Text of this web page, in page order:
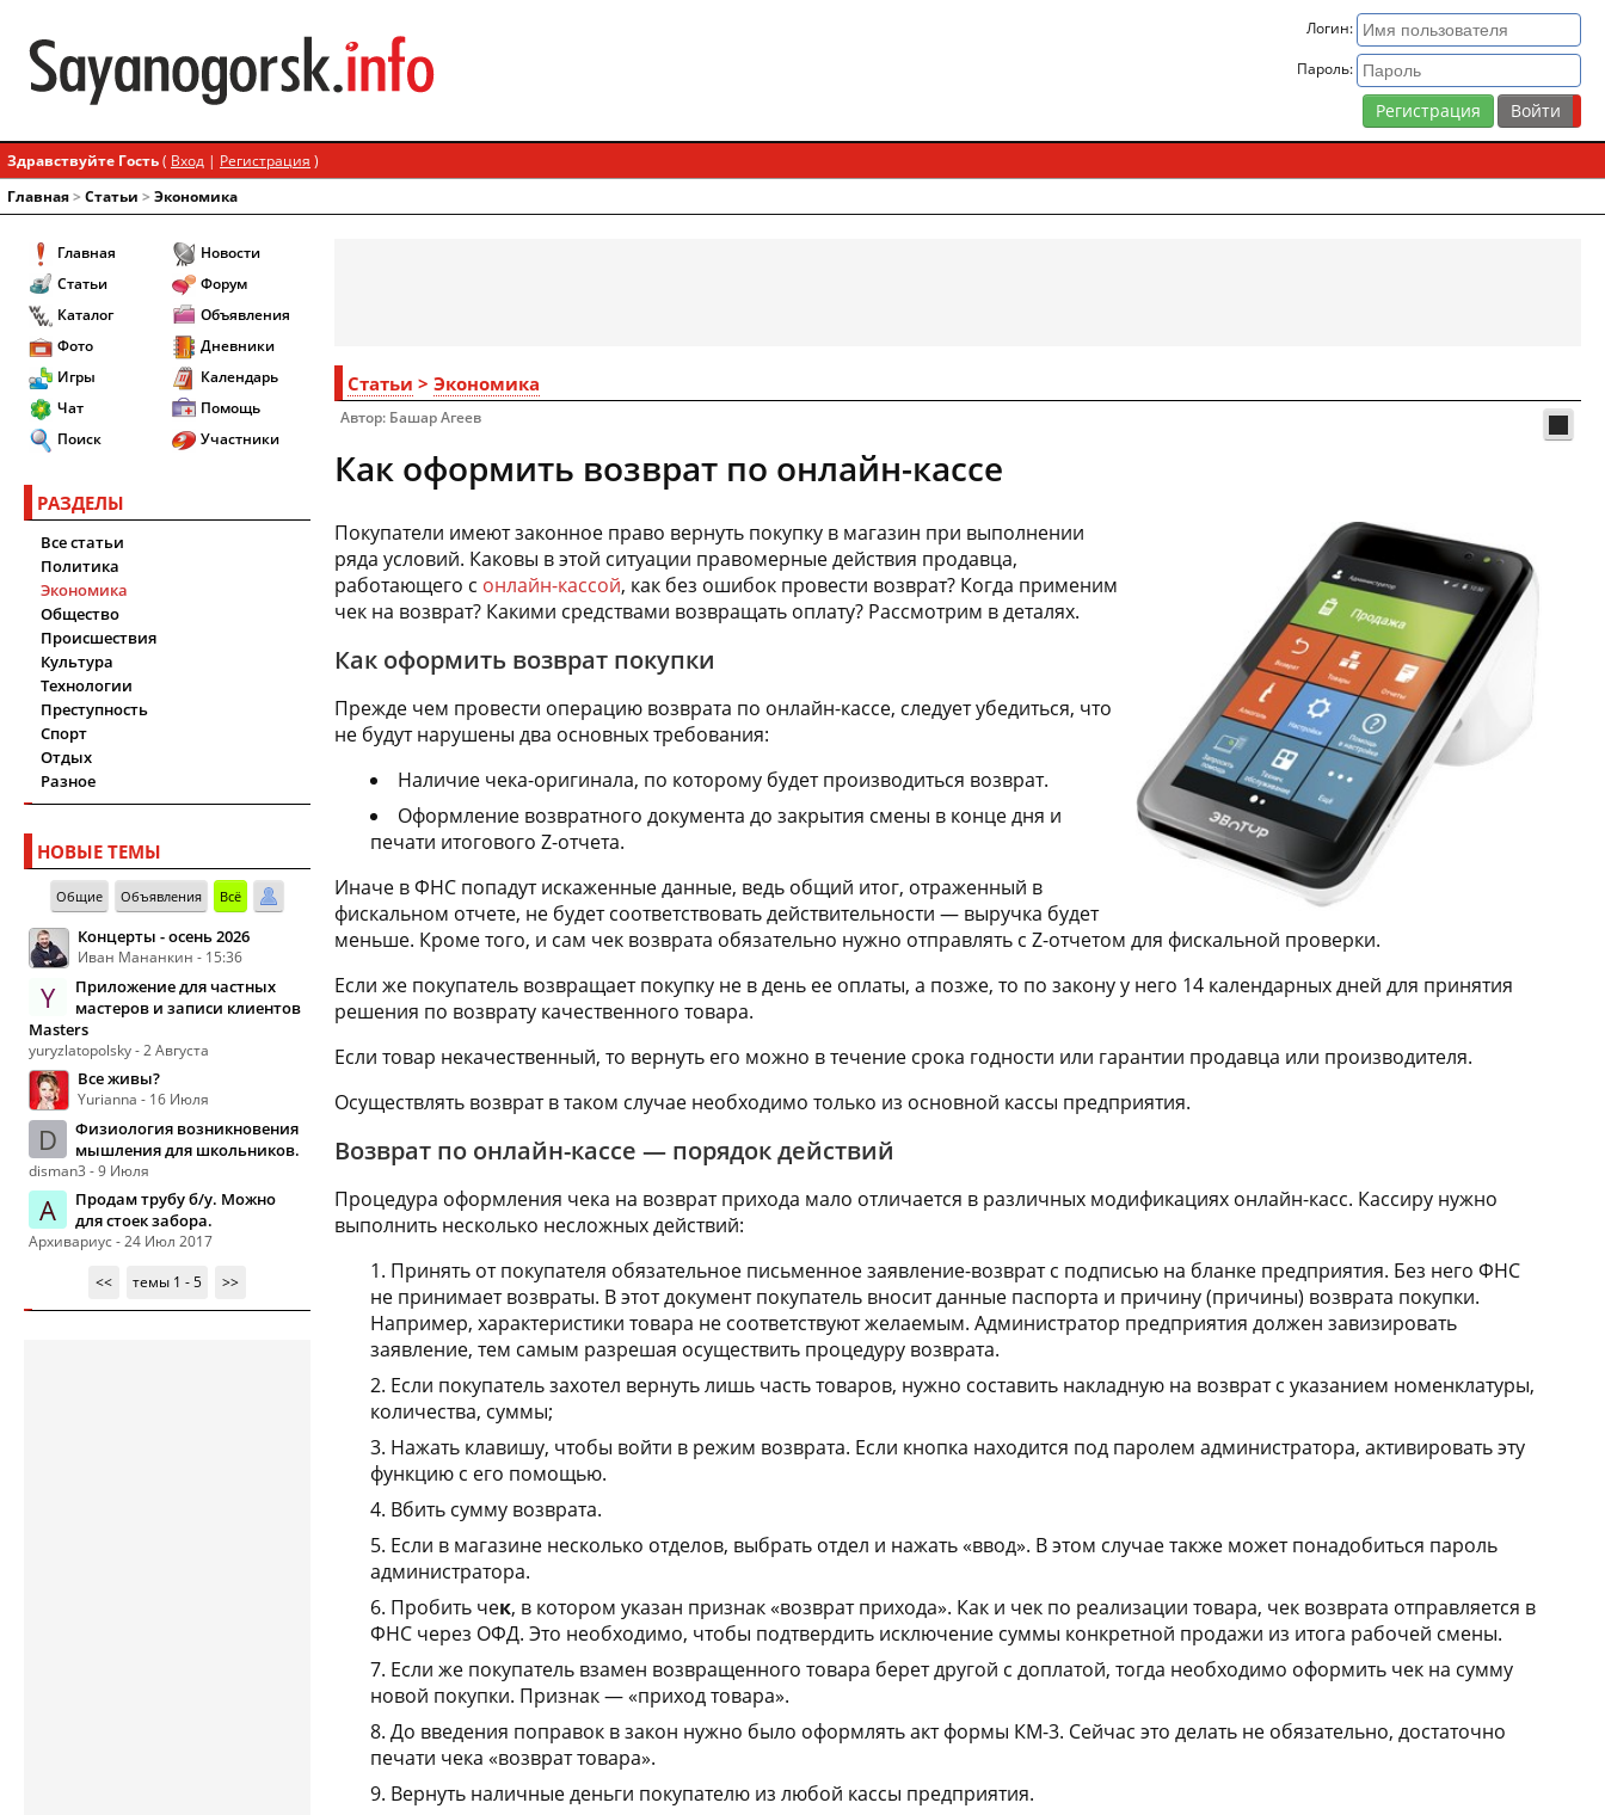
Логин:
Пароль:
Регистрация
Здравствуйте Гость( Вход | Регистрация )
Главная> Статьи > Экономика
Главная
Статьи
Каталог
Фото
Игры
Чат
Поиск
Новости
Форум
Объявления
Дневники
Календарь
Помощь
Участники
РАЗДЕЛЫ
Все статьи
Политика
Экономика
Общество
Происшествия
Культура
Технологии
Преступность
Спорт
Отдых
Разное
НОВЫЕ ТЕМЫ
Общие Объявления Всё
Концерты - осень 2026
Иван Мананкин - 15:36
Y
Приложение для частных
мастеров и записи клиентов
Masters
yuryzlatopolsky - 2 Августа
Все живы?
Yurianna - 16 Июля
D
Физиология возникновения
мышления для школьников.
disman3 - 9 Июля
А
Продам трубу б/у. Можно
для стоек забора.
Архивариус - 24 Июл 2017
<<
темы 1 - 5 >>
Статьи > Экономика
Автор: Башар Агеев
Как оформить возврат по онлайн-кассе
Покупатели имеют законное право вернуть покупку в магазин при выполнении
ряда условий. Каковы в этой ситуации правомерные действия продавца,
работающего с онлайн-кассой, как без ошибок провести возврат? Когда применим
чек на возврат? Какими средствами возвращать оплату? Рассмотрим в деталях.
Как оформить возврат покупки
Прежде чем провести операцию возврата по онлайн-кассе, следует убедиться, что
не будут нарушены два основных требования:
Наличие чека-оригинала, по которому будет производиться возврат.
Оформление возвратного документа до закрытия смены в конце дня и
печати итогового Z-отчета.
Иначе в ФНС попадут искаженные данные, ведь общий итог, отраженный в
фискальном отчете, не будет соответствовать действительности — выручка будет
меньше. Кроме того, и сам чек возврата обязательно нужно отправлять с Z-отчетом для фискальной проверки.
Если же покупатель возвращает покупку не в день ее оплаты, а позже, то по закону у него 14 календарных дней для принятия
решения по возврату качественного товара.
Если товар некачественный, то вернуть его можно в течение срока годности или гарантии продавца или производителя.
Осуществлять возврат в таком случае необходимо только из основной кассы предприятия.
Возврат по онлайн-кассе — порядок действий
Процедура оформления чека на возврат прихода мало отличается в различных модификациях онлайн-касс. Кассиру нужно
выполнить несколько несложных действий:
Принять от покупателя обязательное письменное заявление-возврат с подписью на бланке предприятия. Без него ФНС
не принимает возвраты. В этот документ покупатель вносит данные паспорта и причину (причины) возврата покупки.
Например, характеристики товара не соответствуют желаемым. Администратор предприятия должен завизировать
заявление, тем самым разрешая осуществить процедуру возврата.
Если покупатель захотел вернуть лишь часть товаров, нужно составить накладную на возврат с указанием номенклатуры,
количества, суммы;
Нажать клавишу, чтобы войти в режим возврата. Если кнопка находится под паролем администратора, активировать эту
функцию с его помощью.
Вбить сумму возврата.
Если в магазине несколько отделов, выбрать отдел и нажать «ввод». В этом случае также может понадобиться пароль
администратора.
Пробить чек, в котором указан признак «возврат прихода». Как и чек по реализации товара, чек возврата отправляется в
ФНС через ОФД. Это необходимо, чтобы подтвердить исключение суммы конкретной продажи из итога рабочей смены.
Если же покупатель взамен возвращенного товара берет другой с доплатой, тогда необходимо оформить чек на сумму
новой покупки. Признак — «приход товара».
До введения поправок в закон нужно было оформлять акт формы КМ-3. Сейчас это делать не обязательно, достаточно
печати чека «возврат товара».
Вернуть наличные деньги покупателю из любой кассы предприятия.